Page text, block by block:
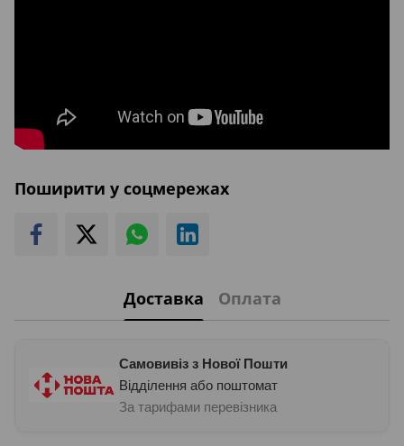
Поширити у соцмережах
Доставка Оплата
Самовивіз з Нової Пошти
Відділення або поштомат
За тарифами перевізника